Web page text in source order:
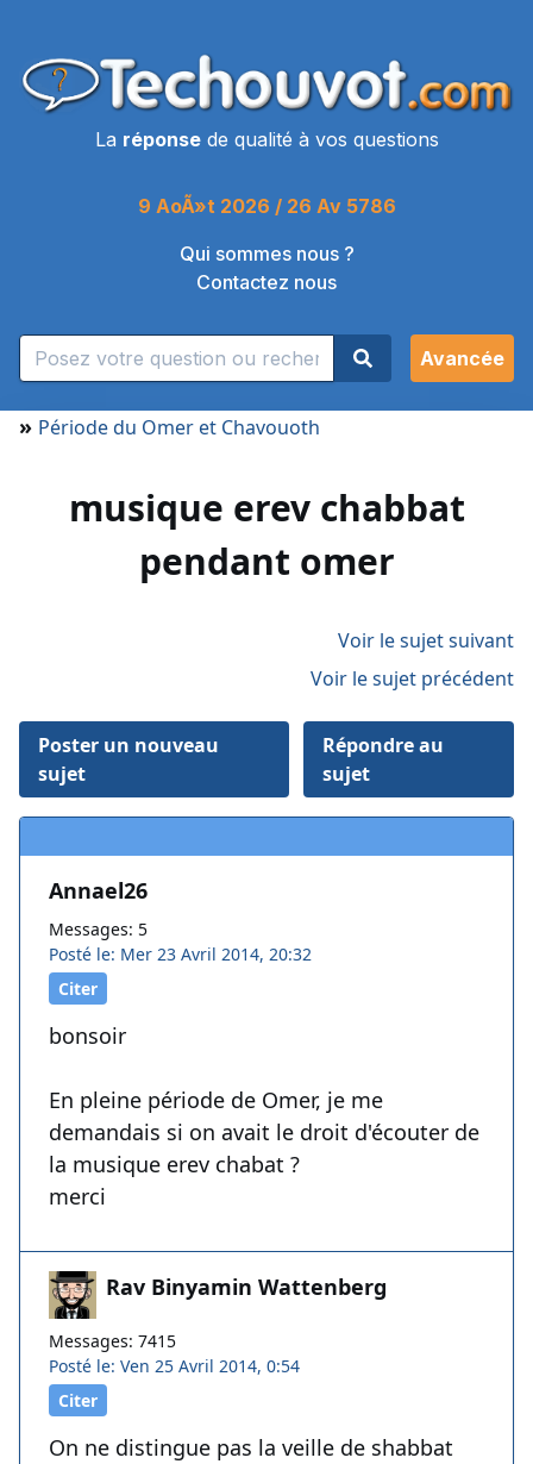
La réponsede qualité à vos questions
9 AoÃ»t 2026 / 26 Av 5786
Qui sommes nous ?
Contactez nous
Avancée
» Période du Omer et Chavouoth
musique erev chabbat
pendant omer
Voir le sujet suivant
Voir le sujet précédent
Poster un nouveau
sujet
Répondre au
sujet
Annael26
Messages: 5
Posté le: Mer 23 Avril 2014, 20:32
Citer
bonsoir
En pleine période de Omer, je me
demandais si on avait le droit d'écouter de
la musique erev chabat ?
merci
Rav Binyamin Wattenberg
Messages: 7415
Posté le: Ven 25 Avril 2014, 0:54
Citer
On ne distingue pas la veille de shabbat